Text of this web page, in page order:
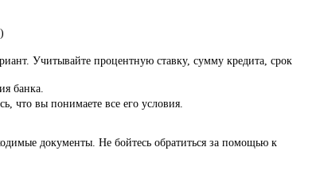
Учитывайте процентную ставку, сумму кредита, срок
банка.
что вы понимаете все его условия.
документы. Не бойтесь обратиться за помощью к